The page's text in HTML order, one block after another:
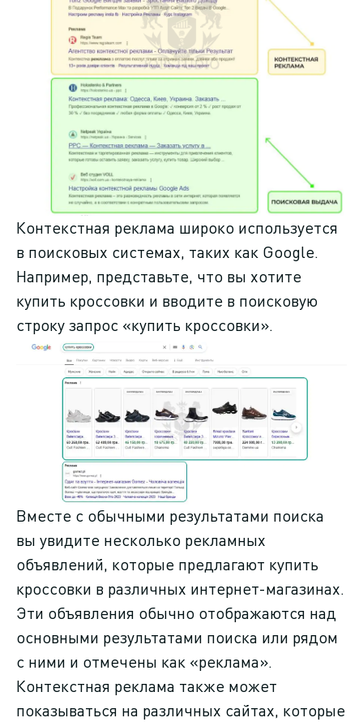
Контекстная реклама широко используется
в поисковых системах, таких как Google.
Например, представьте, что вы хотите
купить кроссовки и вводите в поисковую
строку запрос «купить кроссовки».
Вместе с обычными результатами поиска
вы увидите несколько рекламных
объявлений, которые предлагают купить
кроссовки в различных интернет-магазинах.
Эти объявления обычно отображаются над
основными результатами поиска или рядом
с ними и отмечены как «реклама».
Контекстная реклама также может
показываться на различных сайтах, которые